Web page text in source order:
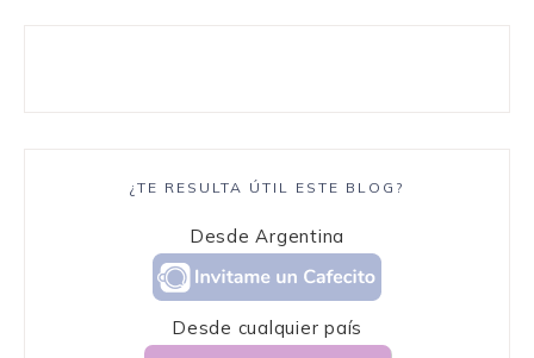
¿TE RESULTA ÚTIL ESTE BLOG?
Desde Argentina
Desde cualquier país